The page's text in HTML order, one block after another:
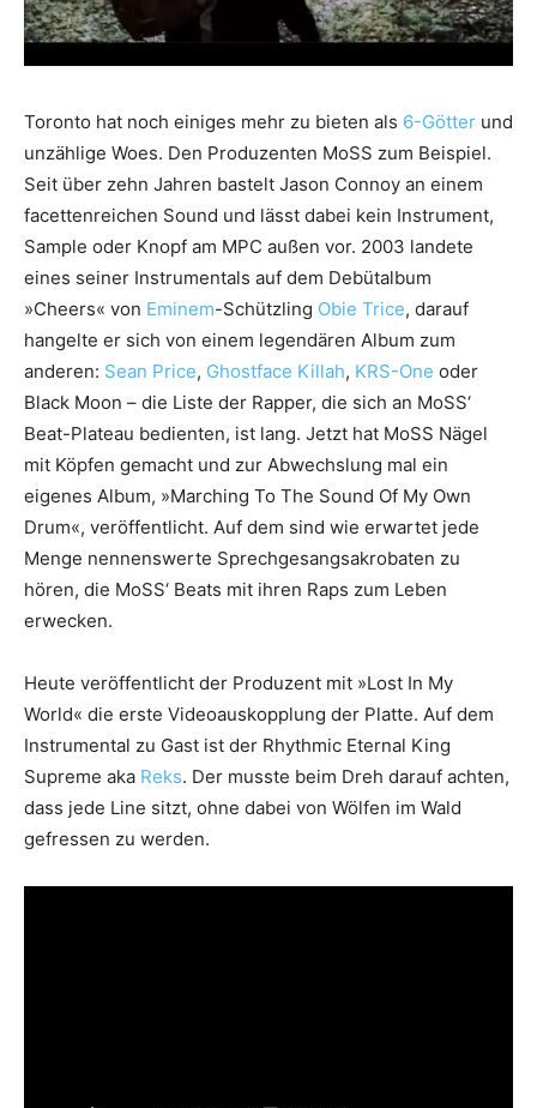
Toronto hat noch einiges mehr zu bieten als 6-Götter und
unzählige Woes. Den Produzenten MoSS zum Beispiel.
Seit über zehn Jahren bastelt Jason Connoy an einem
facettenreichen Sound und lässt dabei kein Instrument,
Sample oder Knopf am MPC außen vor. 2003 landete
eines seiner Instrumentals auf dem Debütalbum
»Cheers« von Eminem-Schützling Obie Trice, darauf
hangelte er sich von einem legendären Album zum
anderen: Sean Price, Ghostface Killah, KRS-One oder
Black Moon – die Liste der Rapper, die sich an MoSS‘
Beat-Plateau bedienten, ist lang. Jetzt hat MoSS Nägel
mit Köpfen gemacht und zur Abwechslung mal ein
eigenes Album, »Marching To The Sound Of My Own
Drum«, veröffentlicht. Auf dem sind wie erwartet jede
Menge nennenswerte Sprechgesangsakrobaten zu
hören, die MoSS‘ Beats mit ihren Raps zum Leben
erwecken.
Heute veröffentlicht der Produzent mit »Lost In My
World« die erste Videoauskopplung der Platte. Auf dem
Instrumental zu Gast ist der Rhythmic Eternal King
Supreme aka Reks. Der musste beim Dreh darauf achten,
dass jede Line sitzt, ohne dabei von Wölfen im Wald
gefressen zu werden.